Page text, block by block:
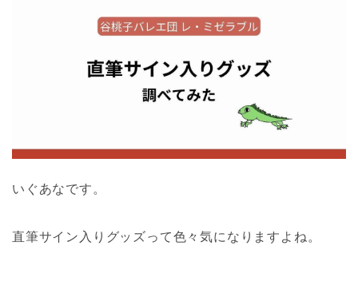
いぐあなです。
直筆サイン入りグッズって色々気になりますよね。